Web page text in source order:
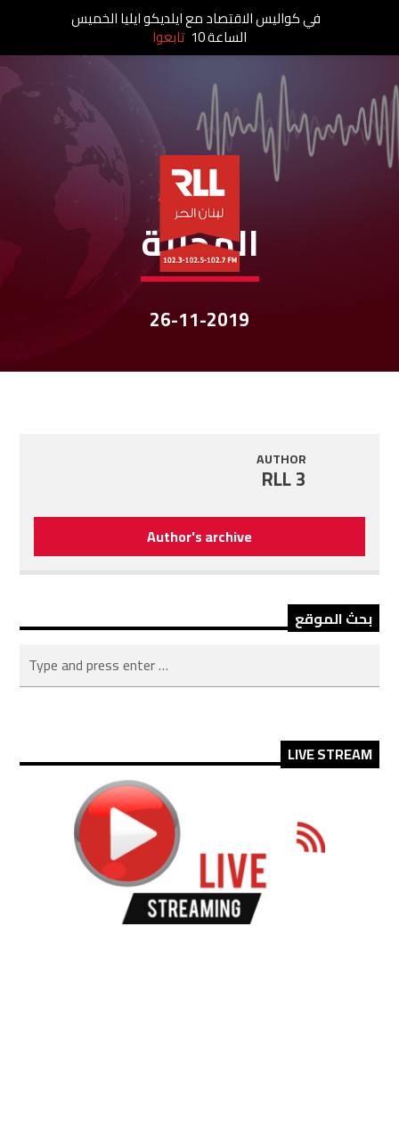
نشرات الأخبار
المحليّة
26-11-2019
AUTHOR
RLL 3
Author's archive
بحث الموقع
LIVE STREAM
في كواليس الاقتصاد مع ايلديكو ايليا الخميس
الساعة 10 تابعوا